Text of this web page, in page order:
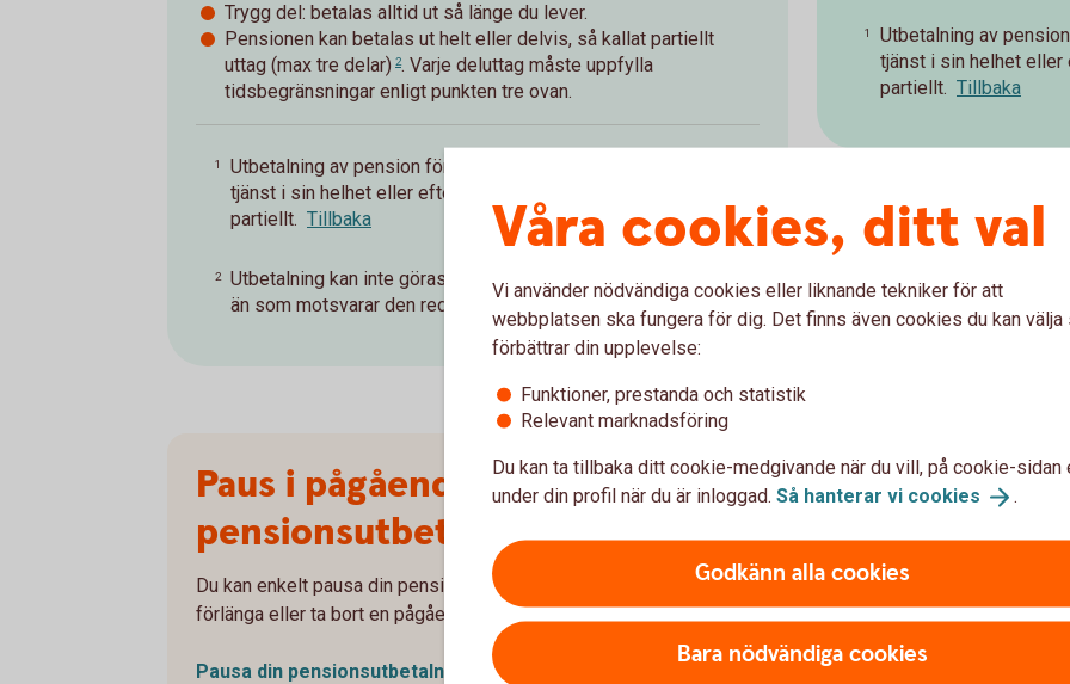
Trygg del: betalas alltid ut så länge du lever.
Pensionen kan betalas ut helt eller delvis, så kallat partiellt
uttag (max tre delar) 2. Varje deluttag måste uppfylla
tidsbegränsningar enligt punkten tre ovan.
1
Utbetalning av pension förutsätter att den anställde avgår ur
tjänst i sin helhet eller efter arbetsgivarens godkännande
partiellt. Tillbaka
2
Utbetalning kan inte göras med större andel av försäkringen
än som motsvarar den reducerade arbetstiden. Tillbaka
1
Utbetalning av
tjänst i sin helhet eller
partiellt. Tillbaka
Paus i pågående
pensionsutbetalning
Du kan enkelt pausa din pensionsutbetalning och även förkorta,
förlänga eller ta bort en pågående paus.
Pausa din pensionsutbetalning
Blankett
Våra cookies, ditt val
Vi använder nödvändiga cookies eller liknande tekniker för att
webbplatsen ska fungera för dig. Det finns även cookies du kan välja
förbättrar din upplevelse:
Funktioner, prestanda och statistik
Relevant marknadsföring
Du kan ta tillbaka ditt cookie-medgivande när du vill, på cookie-sidan
under din profil när du är inloggad. Så hanterar vi cookies .
Godkänn alla cookies
Bara nödvändiga cookies